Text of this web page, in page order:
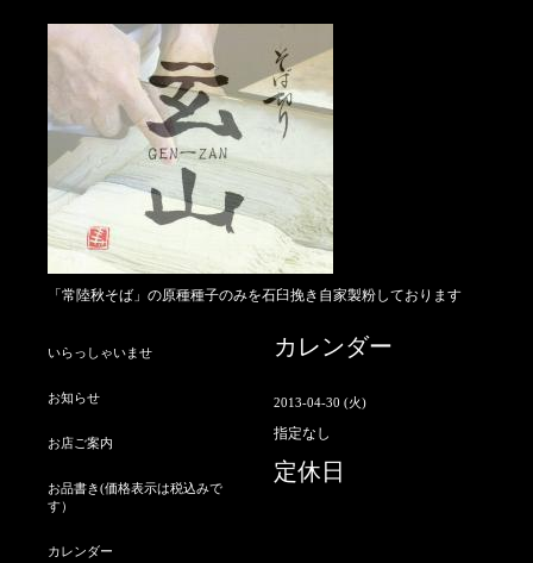
「常陸秋そば」の原種種子のみを石臼挽き自家製粉しております
カレンダー
2013-04-30 (火)
指定なし
定休日
いらっしゃいませ
お知らせ
お店ご案内
お品書き(価格表示は税込みで
す）
カレンダー